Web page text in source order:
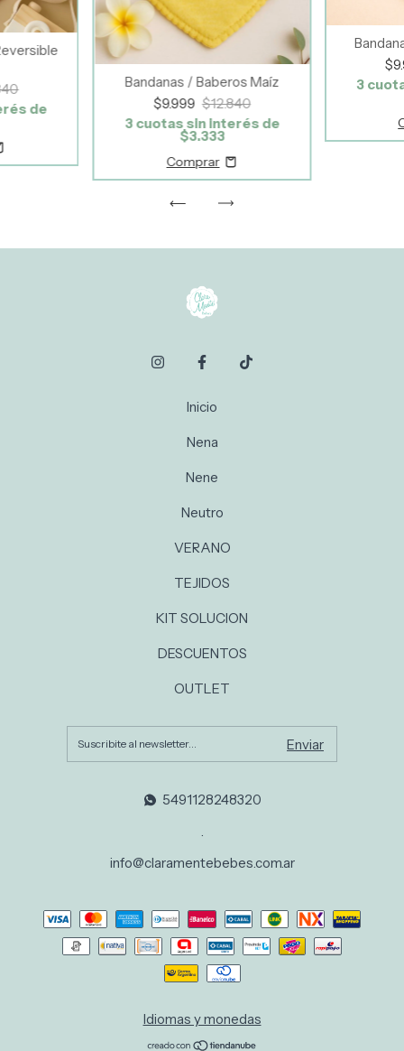
de
Bandanas / Baberos Maíz
$9.999 $12.840
3 cuotas sin interés de
$3.333
3
Inicio
Nena
Nene
Neutro
VERANO
TEJIDOS
KIT SOLUCION
DESCUENTOS
OUTLET
5491128248320
.
info@claramentebebes.com.ar
Idiomas y monedas